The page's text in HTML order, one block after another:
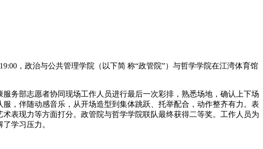
，政治与公共管理学院（以下简 称“政管院”）与哲学学院在江湾体育馆
务部志愿者协同现场工作人员进行最后一次彩排，熟悉场地，确认上下场
，伴随动感音乐，从开场造型到集体跳跃、托举配合，动作整齐有力。表
表现力等方面打分。政管院与哲学学院联队最终获得二等奖。工作人员为
学习压力。